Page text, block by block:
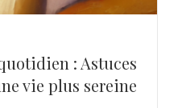
: Astuces
vie plus sereine